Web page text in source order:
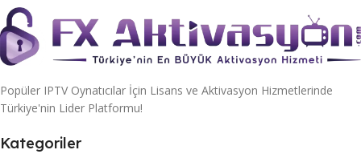
Popüler IPTV Oynatıcılar İçin Lisans ve Aktivasyon Hizmetlerinde
Türkiye'nin Lider Platformu!
Kategoriler